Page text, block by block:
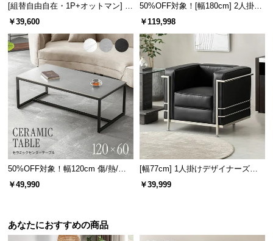
つ
い
て
搬
入
路
つ
い
て
キ
ャ
[組替自由自在・1P+オットマン] モ
ジュールソファ アームレス 天然木
脚 洗えるカバー
￥39,600
50%OFF対象！[幅180cm] 2人掛け
ソファ
￥119,998
50%OFF対象！幅120cm 傷/熱/汚
れに強い セラミック製センターテ
￥49,990
[幅77cm] 1人掛けデザイナーズソ
ファ ル・コルビジェ LC2 名作 リ
￥39,999
あなたにおすすめの商品